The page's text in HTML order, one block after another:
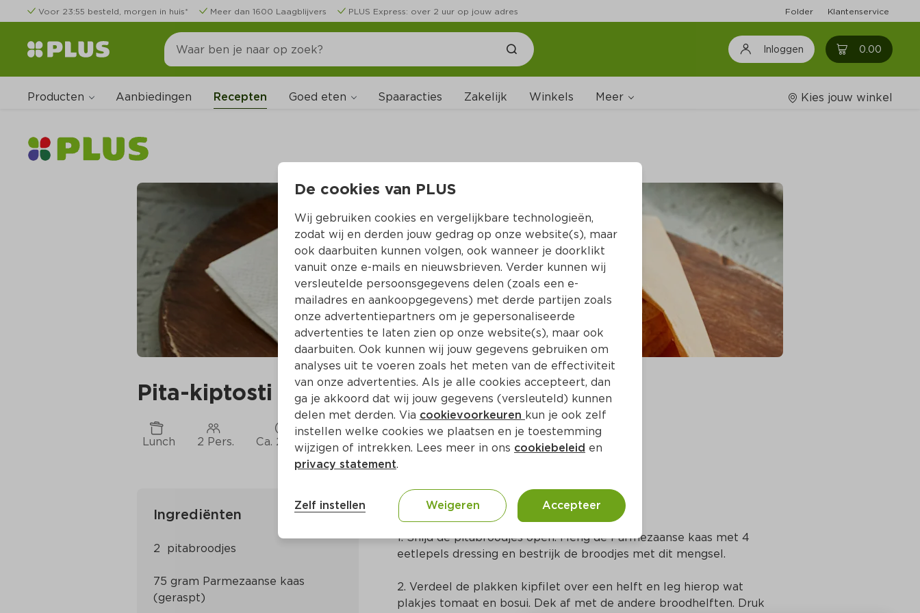
Voor 23:55 besteld, morgen in huis* Meer dan 1600 Laagblijvers PLUS Express: over 2 uur op jouw adres Folder Klantenservice
Inloggen 0.00 0
Producten Aanbiedingen Recepten Goed eten Spaaracties Zakelijk Winkels Meer
Wijnshop
Boodschappenlijstjes
Kies jouw winkel
Pita-kiptosti
Lunch 2 Pers. Ca. 20 Min Midden-Oosters
Ingrediënten
75 gram Parmezaanse kaas
Bereidingswijze
1. Snijd de pitabroodjes open. Meng de Parmezaanse kaas met 4
eetlepels dressing en bestrijk de broodjes met dit mengsel.
2. Verdeel de plakken kipfilet over een helft en leg hierop wat
plakjes tomaat en bosui. Dek af met de andere broodhelften. Druk
De cookies van PLUS
Wij gebruiken cookies en vergelijkbare technologieën,
zodat wij en derden jouw gedrag op onze website(s), maar
ook daarbuiten kunnen volgen, ook wanneer je doorklikt
vanuit onze e-mails en nieuwsbrieven. Verder kunnen wij
versleutelde persoonsgegevens delen (zoals een e-
mailadres en aankoopgegevens) met derde partijen zoals
onze advertentiepartners om je gepersonaliseerde
advertenties te laten zien op onze website(s), maar ook
daarbuiten. Ook kunnen wij jouw gegevens gebruiken om
analyses uit te voeren zoals het meten van de effectiviteit
van onze advertenties. Als je alle cookies accepteert, dan
ga je akkoord dat wij jouw gegevens (versleuteld) kunnen
delen met derden. Via cookievoorkeuren kun je ook zelf
instellen welke cookies we plaatsen en je toestemming
wijzigen of intrekken. Lees meer in ons cookiebeleid en
privacy statement.
Zelf instellen Weigeren Accepteer